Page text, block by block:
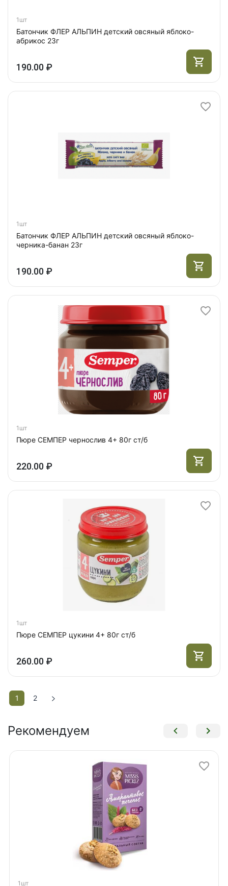
1шт
Батончик ФЛЕР АЛЬПИН детский овсяный яблоко-
абрикос 23г
190.00 ₽
1шт
Батончик ФЛЕР АЛЬПИН детский овсяный яблоко-
черника-банан 23г
190.00 ₽
1шт
Пюре СЕМПЕР чернослив 4+ 80г ст/б
220.00 ₽
1шт
Пюре СЕМПЕР цукини 4+ 80г ст/б
260.00 ₽
1 2
Рекомендуем
1шт